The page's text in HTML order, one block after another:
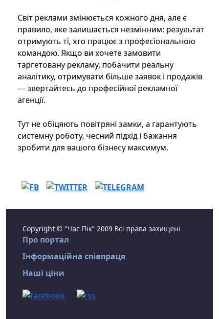
Світ реклами змінюється кожного дня, але є
правило, яке залишається незмінним: результат
отримують ті, хто працює з професіональною
командою. Якщо ви хочете замовити
таргетовану рекламу, побачити реальну
аналітику, отримувати більше заявок і продажів
— звертайтесь до професійної рекламної
агенції.
Тут не обіцяють повітряні замки, а гарантують
системну роботу, чесний підхід і бажання
зробити для вашого бізнесу максимум.
Copyright © "Час Пік" 2009 Всі права захищені
Про портал
Інформаційна співпраця
Наші ціни